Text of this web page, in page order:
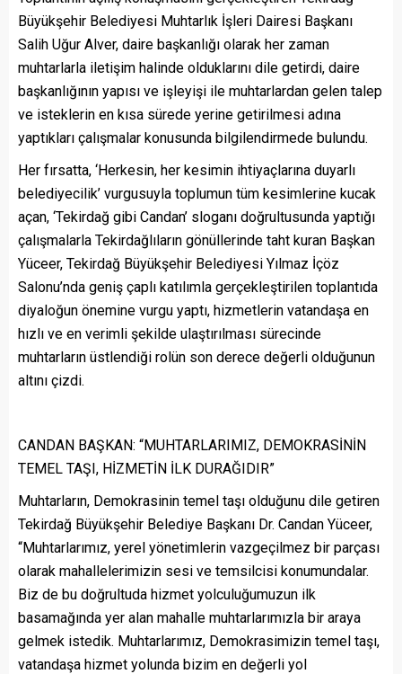
Büyükşehir Belediyesi Muhtarlık İşleri Dairesi Başkanı
Salih Uğur Alver, daire başkanlığı olarak her zaman
muhtarlarla iletişim halinde olduklarını dile getirdi, daire
başkanlığının yapısı ve işleyişi ile muhtarlardan gelen talep
ve isteklerin en kısa sürede yerine getirilmesi adına
yaptıkları çalışmalar konusunda bilgilendirmede bulundu.
Her fırsatta, ‘Herkesin, her kesimin ihtiyaçlarına duyarlı
belediyecilik’ vurgusuyla toplumun tüm kesimlerine kucak
açan, ‘Tekirdağ gibi Candan’ sloganı doğrultusunda yaptığı
çalışmalarla Tekirdağlıların gönüllerinde taht kuran Başkan
Yüceer, Tekirdağ Büyükşehir Belediyesi Yılmaz İçöz
Salonu’nda geniş çaplı katılımla gerçekleştirilen toplantıda
diyaloğun önemine vurgu yaptı, hizmetlerin vatandaşa en
hızlı ve en verimli şekilde ulaştırılması sürecinde
muhtarların üstlendiği rolün son derece değerli olduğunun
altını çizdi.
CANDAN BAŞKAN: “MUHTARLARIMIZ, DEMOKRASİNİN
TEMEL TAŞI, HİZMETİN İLK DURAĞIDIR”
Muhtarların, Demokrasinin temel taşı olduğunu dile getiren
Tekirdağ Büyükşehir Belediye Başkanı Dr. Candan Yüceer,
“Muhtarlarımız, yerel yönetimlerin vazgeçilmez bir parçası
olarak mahallelerimizin sesi ve temsilcisi konumundalar.
Biz de bu doğrultuda hizmet yolculuğumuzun ilk
basamağında yer alan mahalle muhtarlarımızla bir araya
gelmek istedik. Muhtarlarımız, Demokrasimizin temel taşı,
vatandaşa hizmet yolunda bizim en değerli yol